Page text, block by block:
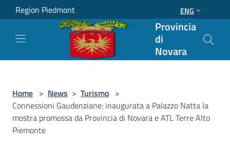
Salta al contenuto principale
Region Piedmont ENG
Provincia
di
Novara
Home > News > Turismo >
Connessioni Gaudenziane: inaugurata a Palazzo Natta la
mostra promossa da Provincia di Novara e ATL Terre Alto
Piemonte